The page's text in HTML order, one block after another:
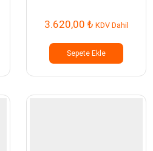
3.620,00 ₺ KDV Dahil
Sepete Ekle